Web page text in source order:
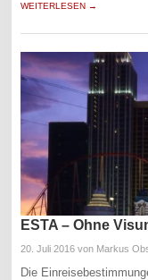
WEITERLESEN →
ESTA – Ohne
20. Juli 2016 von Markus
Die